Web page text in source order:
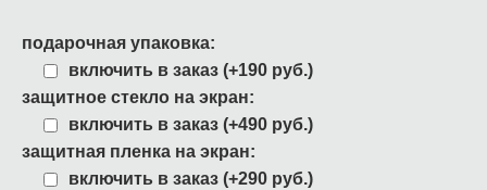
подарочная упаковка:
включить в заказ (+190 руб.)
защитное стекло на экран:
включить в заказ (+490 руб.)
защитная пленка на экран:
включить в заказ (+290 руб.)